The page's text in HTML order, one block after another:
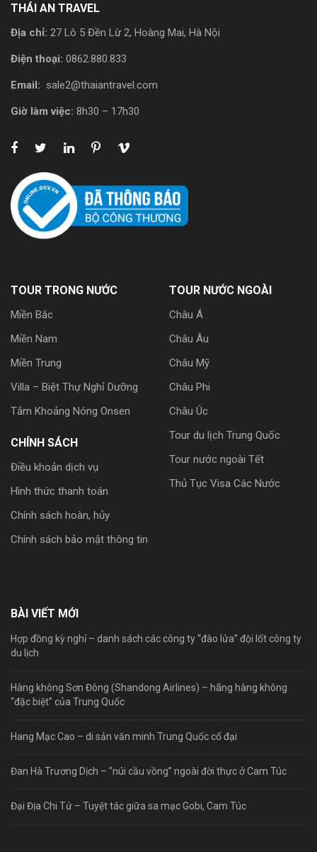
THÁI AN TRAVEL
Địa chỉ: 27 Lô 5 Đền Lừ 2, Hoàng Mai, Hà Nội
Điện thoại: 0862.880.833
Email: sale2@thaiantravel.com
Giờ làm việc: 8h30 – 17h30
TOUR TRONG NƯỚC
Miền Bắc
Miền Nam
Miền Trung
Villa – Biệt Thự Nghỉ Dưỡng
Tắm Khoảng Nóng Onsen
CHÍNH SÁCH
Điều khoản dịch vụ
Hình thức thanh toán
Chính sách hoàn, hủy
Chính sách bảo mật thông tin
TOUR NƯỚC NGOÀI
Châu Á
Châu Âu
Châu Mỹ
Châu Phi
Châu Úc
Tour du lịch Trung Quốc
Tour nước ngoài Tết
Thủ Tục Visa Các Nước
BÀI VIẾT MỚI
Hợp đồng kỳ nghỉ – danh sách các công ty “đào lửa” đội lốt công ty
du lịch
Hàng không Sơn Đông (Shandong Airlines) – hãng hàng không
“đặc biệt” của Trung Quốc
Hang Mạc Cao – di sản văn minh Trung Quốc cổ đại
Đan Hà Trương Dịch – “núi cầu vồng” ngoài đời thực ở Cam Túc
Đại Địa Chi Tử – Tuyệt tác giữa sa mạc Gobi, Cam Túc